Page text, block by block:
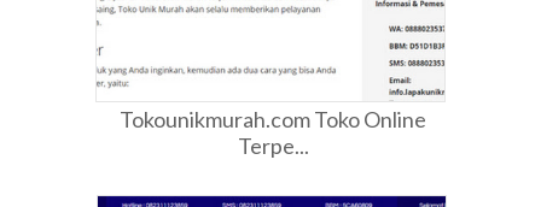
Tokounikmurah.com Toko Online
Terpe...